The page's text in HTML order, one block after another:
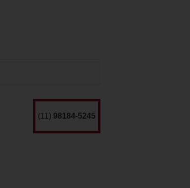
(11) 98184-5245